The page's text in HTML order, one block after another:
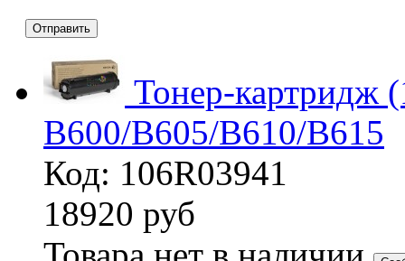
Отправить
Тонер-картридж
B600/B605/B610/B615
Код: 106R03941
18920 руб